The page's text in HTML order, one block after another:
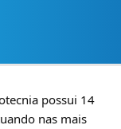
possui 14
nas mais